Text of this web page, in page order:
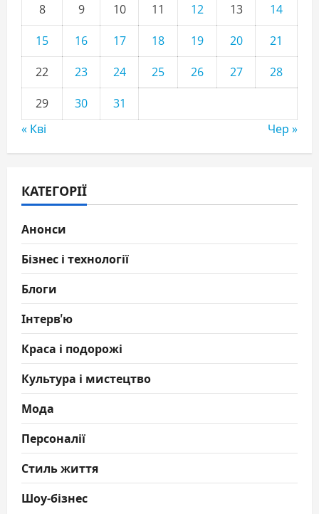
8
9 10 11 12 13
14
15
16 17 18 19 20
21
22
23 24 25 26 27
28
29
30
31
« Кві
Чер »
КАТЕГОРІЇ
Анонси
Бізнес і технології
Блоги
Інтерв'ю
Краса і подорожі
Культура і мистецтво
Мода
Персоналії
Стиль життя
Шоу-бізнес